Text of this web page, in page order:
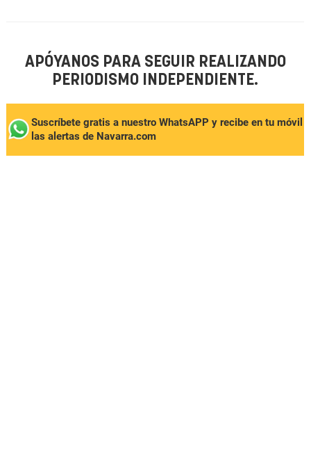
APÓYANOS PARA SEGUIR REALIZANDO
PERIODISMO INDEPENDIENTE.
Suscríbete gratis a nuestro WhatsAPP y recibe en tu móvil
las alertas de Navarra.com